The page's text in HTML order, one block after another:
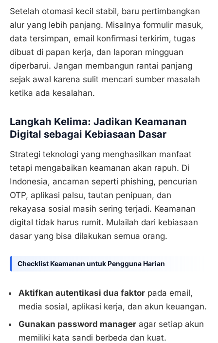
Setelah otomasi kecil stabil, baru pertimbangkan
alur yang lebih panjang. Misalnya formulir masuk,
data tersimpan, email konfirmasi terkirim, tugas
dibuat di papan kerja, dan laporan mingguan
diperbarui. Jangan membangun rantai panjang
sejak awal karena sulit mencari sumber masalah
ketika ada kesalahan.
Langkah Kelima: Jadikan Keamanan
Digital sebagai Kebiasaan Dasar
Strategi teknologi yang menghasilkan manfaat
tetapi mengabaikan keamanan akan rapuh. Di
Indonesia, ancaman seperti phishing, pencurian
OTP, aplikasi palsu, tautan penipuan, dan
rekayasa sosial masih sering terjadi. Keamanan
digital tidak harus rumit. Mulailah dari kebiasaan
dasar yang bisa dilakukan semua orang.
Checklist Keamanan untuk Pengguna Harian
Aktifkan autentikasi dua faktor pada email,
media sosial, aplikasi kerja, dan akun keuangan.
Gunakan password manager agar setiap akun
memiliki kata sandi berbeda dan kuat.